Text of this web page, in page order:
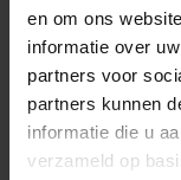
en om ons
informatie over
partners voor
partners kunnen
informatie die u
verzameld op
Onlangs